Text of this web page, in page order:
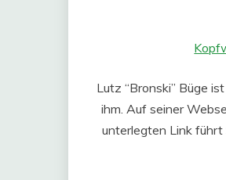
Lutz “Bronski” Büge
ihm. Auf seiner
unterlegten Link führt